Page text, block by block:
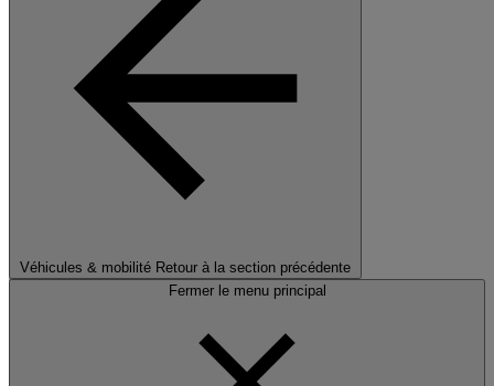
Véhicules & mobilité Retour à la section précédente
Fermer le menu principal